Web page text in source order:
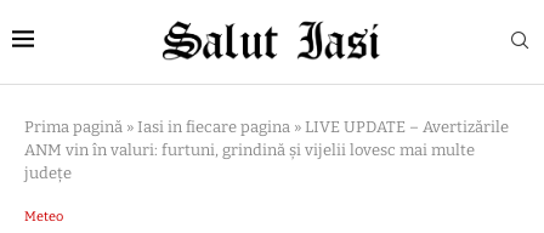
Prima pagină » Iasi in fiecare pagina » LIVE UPDATE – Avertizările
ANM vin în valuri: furtuni, grindină și vijelii lovesc mai multe
județe
Meteo